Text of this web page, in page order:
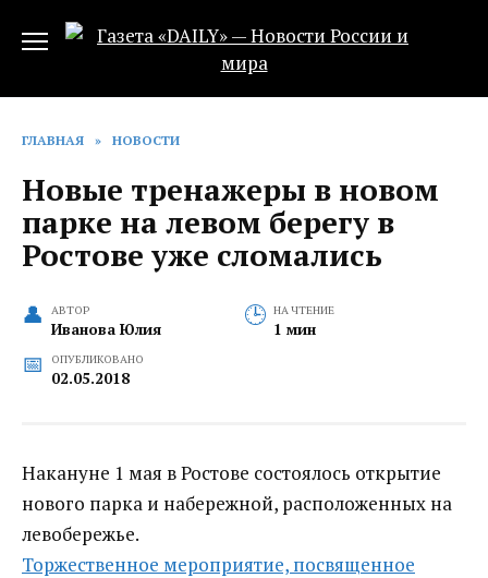
ГЛАВНАЯ » НОВОСТИ
Новые тренажеры в новом
парке на левом берегу в
Ростове уже сломались
АВТОР
Иванова Юлия
НА ЧТЕНИЕ
1 мин
ОПУБЛИКОВАНО
02.05.2018
Накануне 1 мая в Ростове состоялось открытие
нового парка и набережной, расположенных на
левобережье.
Торжественное мероприятие, посвященное